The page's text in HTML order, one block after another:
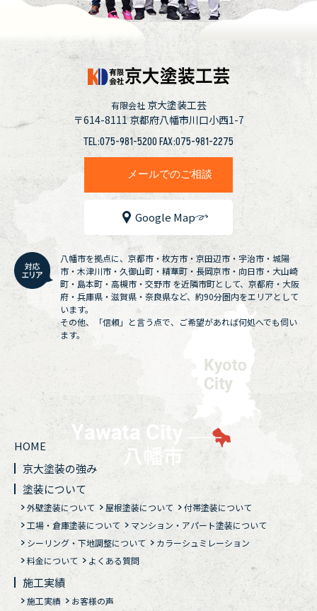
有限会社 京大塗装工芸
〒614-8111京都府八幡市川口小西1-7
TEL:075-981-5200 FAX:075-981-2275
メールでのご相談
Google Map
八幡市を拠点に、京都市・枚方市・京田辺市・宇治市・城陽
市・木津川市・久御山町・精華町・長岡京市・向日市・大山崎
町・島本町・高槻市・交野市 を近隣市町として、京都府・大阪
府・兵庫県・滋賀県・奈良県など、約90分圏内をエリアとして
います。
その他、「信頼」と言う点で、ご希望があれば何処へでも伺い
ます。
HOME
京大塗装の強み
塗装について
外壁塗装について 屋根塗装について
付帯塗装について
工場・倉庫塗装について
マンション・アパート塗装について
シーリング・下地調整について
カラーシュミレーション
料金について
よくある質問
施工実績
施工実績 お客様の声